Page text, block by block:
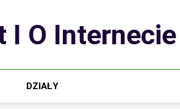
I O Internecie
DZIAŁY